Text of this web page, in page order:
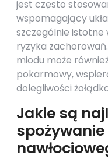
jest często
wspomagający
szczególnie istotne
ryzyka
miodu może
pokarmowy,
dolegliwości
Jakie są